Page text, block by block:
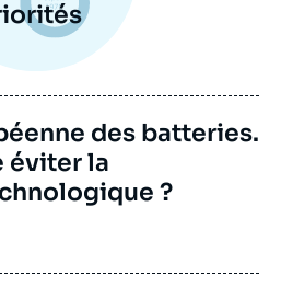
des batteries.
éviter la
?